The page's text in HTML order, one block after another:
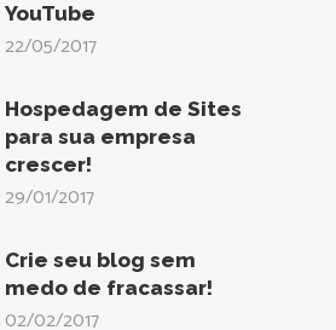
YouTube
22/05/2017
Hospedagem de Sites
para sua empresa
crescer!
29/01/2017
Crie seu blog sem
medo de fracassar!
02/02/2017